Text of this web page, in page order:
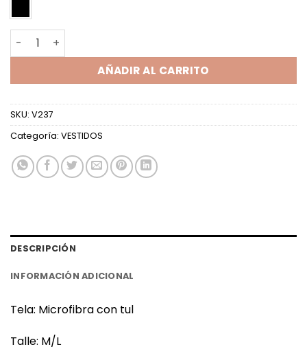
VESTIDO ML CRUZADO HOMBRERAS MICROFIBRA CON
AÑADIR AL CARRITO
SKU: V237
Categoría: VESTIDOS
DESCRIPCIÓN
INFORMACIÓN ADICIONAL
Tela: Microfibra con tul
Talle: M/L